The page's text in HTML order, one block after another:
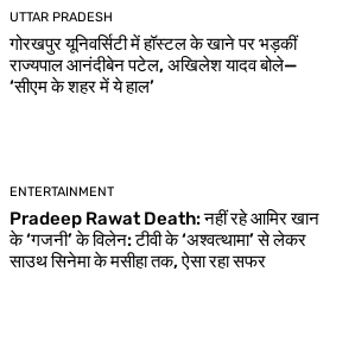
UTTAR PRADESH
गोरखपुर यूनिवर्सिटी में हॉस्टल के खाने पर भड़कीं
राज्यपाल आनंदीबेन पटेल, अखिलेश यादव बोले—
‘सीएम के शहर में ये हाल’
ENTERTAINMENT
Pradeep Rawat Death: नहीं रहे आमिर खान
के ‘गजनी’ के विलेन: टीवी के ‘अश्वत्थामा’ से लेकर
साउथ सिनेमा के मसीहा तक, ऐसा रहा सफर